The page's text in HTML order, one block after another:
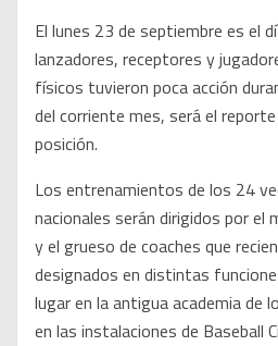
El lunes 23 de septiembre es el
lanzadores, receptores y
físicos tuvieron poca acción
del corriente mes, será el
posición.
Los entrenamientos de los 24
nacionales serán dirigidos por el
y el grueso de coaches que
designados en distintas
lugar en la antigua academia de
en las instalaciones de Baseball